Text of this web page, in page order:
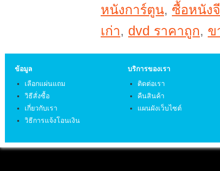
หนังการ์ตูน, ซื้อหนัง
เก่า, dvd ราคาถูก, ข
ข้อมูล
เลือกแผ่นแถม
วิธีสั่งซื้อ
เกี่ยวกับเรา
วิธีการแจ้งโอนเงิน
บริการของเรา
ติดต่อเรา
คืนสินค้า
แผนผังเว็บไซต์